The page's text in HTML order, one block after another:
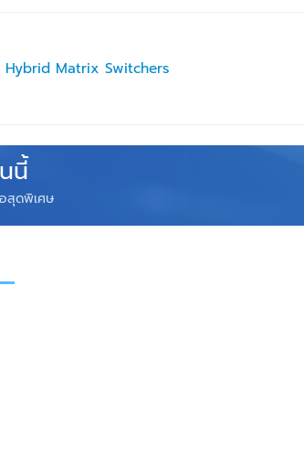
Hybrid Matrix Switchers
นี้
สุดพิเศษ